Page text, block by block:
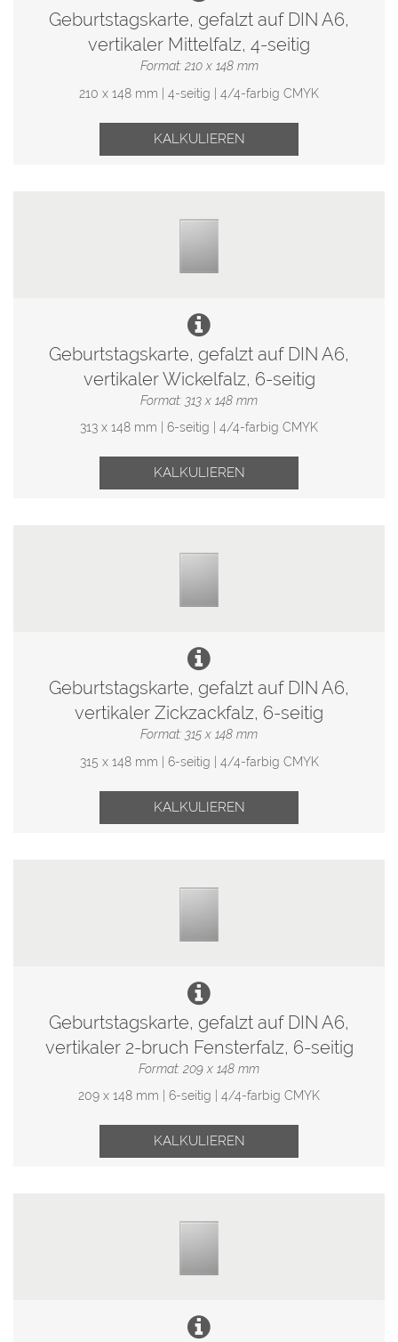
Geburtstagskarte, gefalzt auf DIN A6,
vertikaler Mittelfalz, 4-seitig
Format: 210 x 148 mm
210 x 148 mm | 4-seitig | 4/4-farbig CMYK
KALKULIEREN
Geburtstagskarte, gefalzt auf DIN A6,
vertikaler Wickelfalz, 6-seitig
Format: 313 x 148 mm
313 x 148 mm | 6-seitig | 4/4-farbig CMYK
KALKULIEREN
Geburtstagskarte, gefalzt auf DIN A6,
vertikaler Zickzackfalz, 6-seitig
Format: 315 x 148 mm
315 x 148 mm | 6-seitig | 4/4-farbig CMYK
KALKULIEREN
Geburtstagskarte, gefalzt auf DIN A6,
vertikaler 2-bruch Fensterfalz, 6-seitig
Format: 209 x 148 mm
209 x 148 mm | 6-seitig | 4/4-farbig CMYK
KALKULIEREN